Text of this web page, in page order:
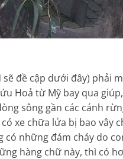
sẽ đề cập dưới đây) phải
Hoả từ Mỹ bay qua
sông gần các cánh
xe chữa lửa bị bao vây
những đám cháy do
hàng chữ này, thì có